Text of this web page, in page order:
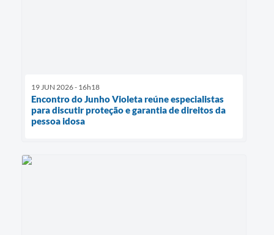
19 JUN 2026 - 16h18
Encontro do Junho Violeta reúne especialistas
para discutir proteção e garantia de direitos da
pessoa idosa